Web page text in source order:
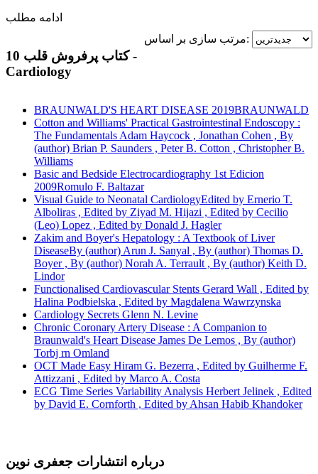
ادامه مطلب
مرتب سازی بر اساس:
10 کتاب پرفروش قلب -
Cardiology
BRAUNWALD'S HEART DISEASE 2019BRAUNWALD
Cotton and Williams' Practical Gastrointestinal Endoscopy :
The Fundamentals Adam Haycock , Jonathan Cohen , By
(author) Brian P. Saunders , Peter B. Cotton , Christopher B.
Williams
Basic and Bedside Electrocardiography 1st Edicion
2009Romulo F. Baltazar
Visual Guide to Neonatal CardiologyEdited by Ernerio T.
Alboliras , Edited by Ziyad M. Hijazi , Edited by Cecilio
(Leo) Lopez , Edited by Donald J. Hagler
Zakim and Boyer's Hepatology : A Textbook of Liver
DiseaseBy (author) Arun J. Sanyal , By (author) Thomas D.
Boyer , By (author) Norah A. Terrault , By (author) Keith D.
Lindor
Functionalised Cardiovascular Stents Gerard Wall , Edited by
Halina Podbielska , Edited by Magdalena Wawrzynska
Cardiology Secrets Glenn N. Levine
Chronic Coronary Artery Disease : A Companion to
Braunwald's Heart Disease James De Lemos , By (author)
Torbj rn Omland
OCT Made Easy Hiram G. Bezerra , Edited by Guilherme F.
Attizzani , Edited by Marco A. Costa
ECG Time Series Variability Analysis Herbert Jelinek , Edited
by David E. Cornforth , Edited by Ahsan Habib Khandoker
درباره انتشارات جعفری نوین